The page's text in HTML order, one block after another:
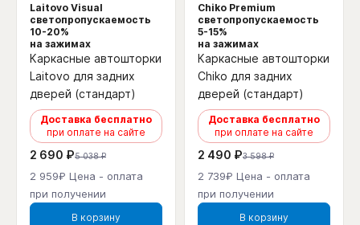
Laitovo Visual
светопропускаемость
10-20%
на зажимах
Каркасные автошторки
Laitovo для задних
дверей (стандарт)
Доставка бесплатно
при оплате на сайте
2 690 ₽5 038 ₽
2 959₽ Цена - оплата
при получении
В корзину
Chiko Premium
светопропускаемость
5-15%
на зажимах
Каркасные автошторки
Chiko для задних
дверей (стандарт)
Доставка бесплатно
при оплате на сайте
2 490 ₽3 598 ₽
2 739₽ Цена - оплата
при получении
В корзину